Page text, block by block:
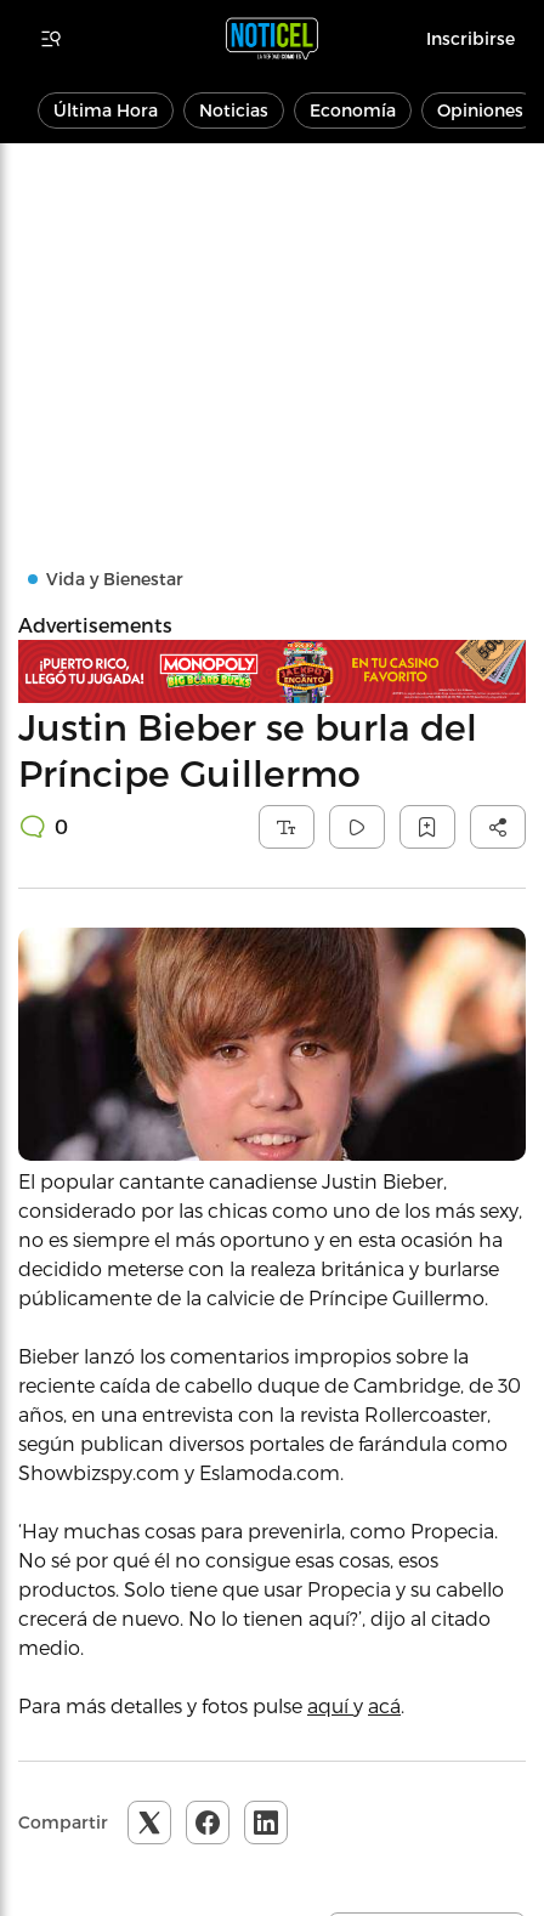
Inscribirse
Última Hora Noticias Economía Opiniones
Vida y Bienestar
Advertisements
Justin Bieber se burla del
Príncipe Guillermo
0
El popular cantante canadiense Justin Bieber,
considerado por las chicas como uno de los más sexy,
no es siempre el más oportuno y en esta ocasión ha
decidido meterse con la realeza británica y burlarse
públicamente de la calvicie de Príncipe Guillermo.
Bieber lanzó los comentarios impropios sobre la
reciente caída de cabello duque de Cambridge, de 30
años, en una entrevista con la revista Rollercoaster,
según publican diversos portales de farándula como
Showbizspy.com y Eslamoda.com.
‘Hay muchas cosas para prevenirla, como Propecia.
No sé por qué él no consigue esas cosas, esos
productos. Solo tiene que usar Propecia y su cabello
crecerá de nuevo. No lo tienen aquí?’, dijo al citado
medio.
Para más detalles y fotos pulse aquíy acá
Compartir